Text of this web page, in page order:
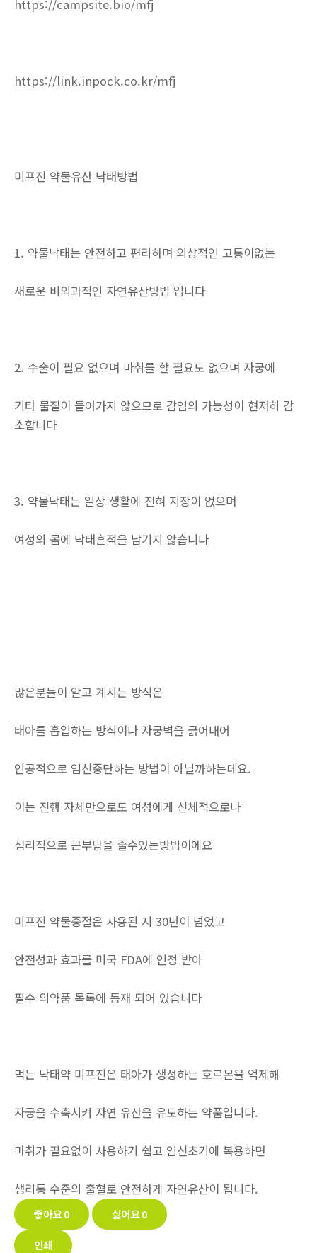
https://campsite.bio/mfj
https://link.inpock.co.kr/mfj
미프진 약물유산 낙태방법
1. 약물낙태는 안전하고 편리하며 외상적인 고통이없는
새로운 비외과적인 자연유산방법 입니다
2. 수술이 필요 없으며 마취를 할 필요도 없으며 자궁에
기타 물질이 들어가지 않으므로 감염의 가능성이 현저히 감
소합니다
3. 약물낙태는 일상 생활에 전혀 지장이 없으며
여성의 몸에 낙태흔적을 남기지 않습니다
많은분들이 알고 계시는 방식은
태아를 흡입하는 방식이나 자궁벽을 긁어내어
인공적으로 임신중단하는 방법이 아닐까하는데요.
이는 진행 자체만으로도 여성에게 신체적으로나
심리적으로 큰부담을 줄수있는방법이에요
미프진 약물중절은 사용된 지 30년이 넘었고
안전성과 효과를 미국 FDA에 인정 받아
필수 의약품 목록에 등재 되어 있습니다
먹는 낙태약 미프진은 태아가 생성하는 호르몬을 억제해
자궁을 수축시켜 자연 유산을 유도하는 약품입니다.
마취가 필요없이 사용하기 쉽고 임신초기에 복용하면
생리통 수준의 출혈로 안전하게 자연유산이 됩니다.
좋아요0 싫어요0
인쇄